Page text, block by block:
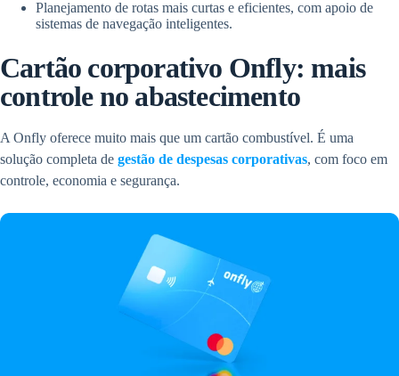
Planejamento de rotas mais curtas e eficientes, com apoio de
sistemas de navegação inteligentes.
Cartão corporativo Onfly: mais
controle no abastecimento
A Onfly oferece muito mais que um cartão combustível. É uma
solução completa de gestão de despesas corporativas, com foco em
controle, economia e segurança.